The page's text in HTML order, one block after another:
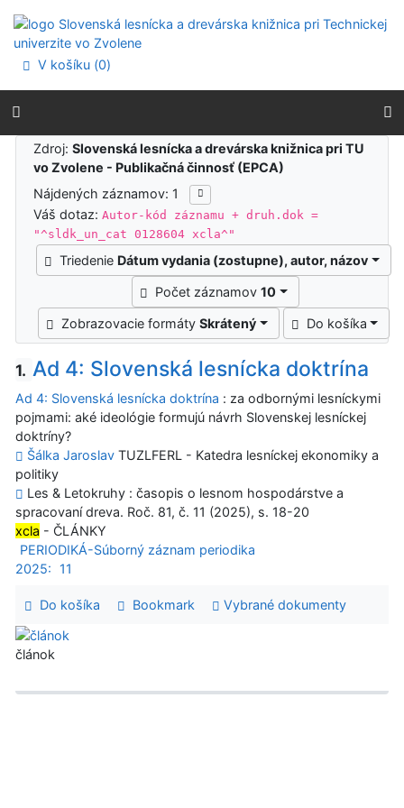
Prejsť na menu
Prehlásenie o webovej prístupnosti
V košíku (0)
Výsledky vyhľadávania
Zdroj:Slovenská lesnícka a drevárska knižnica pri TU
vo Zvolene - Publikačná činnosť (EPCA)
Nájdených záznamov: 1
Váš dotaz:Autor-kód záznamu + druh.dok =
"^sldk_un_cat 0128604 xcla^"
Triedenie Dátum vydania (zostupne), autor, názov
Počet záznamov10
Zobrazovacie formátySkrátený Do košíka
1. Ad 4: Slovenská lesnícka doktrína
Ad 4: Slovenská lesnícka doktrína : za odbornými lesníckymi
pojmami: aké ideológie formujú návrh Slovenskej lesníckej
doktríny?
Šálka Jaroslav TUZLFERL - Katedra lesníckej ekonomiky a
politiky
Les & Letokruhy : časopis o lesnom hospodárstve a
spracovaní dreva. Roč. 81, č. 11 (2025), s. 18-20
xcla - ČLÁNKY
PERIODIKÁ-Súborný záznam periodika
2025:
11
Do košíka Bookmark Vybrané dokumenty
článok